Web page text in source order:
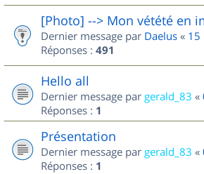
[Photo] --> Mon vétété en
Dernier message par Daelus « 15
Réponses : 491
Hello all
Dernier message par gerald_83 «
Réponses : 1
Présentation
Dernier message par gerald_83 «
Réponses : 1